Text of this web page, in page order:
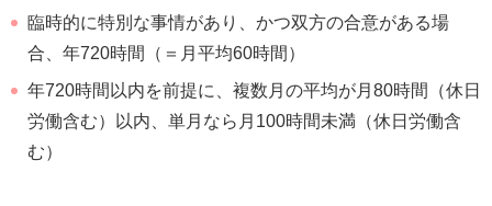
臨時的に特別な事情があり、かつ双方の合意がある場
合、年720時間（＝月平均60時間）
年720時間以内を前提に、複数月の平均が月80時間（休日
労働含む）以内、単月なら月100時間未満（休日労働含
む）